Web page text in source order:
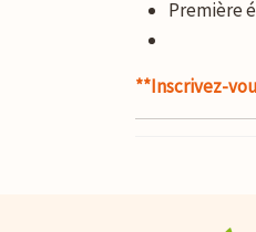
Première
**Inscrivez-